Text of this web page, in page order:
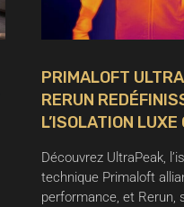
PRIMALOFT
RERUN
L’ISOLATION LUXE
Découvrez UltraPeak,
technique Primaloft
performance, et Rerun,